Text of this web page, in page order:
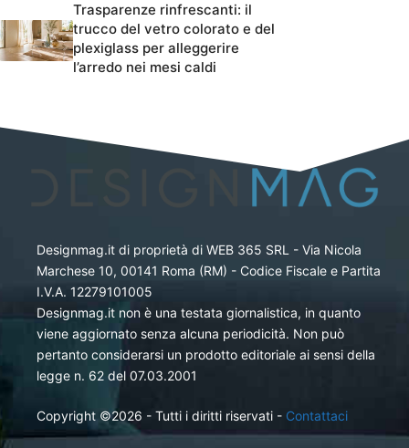
Trasparenze rinfrescanti: il
trucco del vetro colorato e del
plexiglass per alleggerire
l’arredo nei mesi caldi
Designmag.it di proprietà di WEB 365 SRL - Via Nicola
Marchese 10, 00141 Roma (RM) - Codice Fiscale e Partita
I.V.A. 12279101005
Designmag.it non è una testata giornalistica, in quanto
viene aggiornato senza alcuna periodicità. Non può
pertanto considerarsi un prodotto editoriale ai sensi della
legge n. 62 del 07.03.2001
Copyright ©2026 - Tutti i diritti riservati - Contattaci